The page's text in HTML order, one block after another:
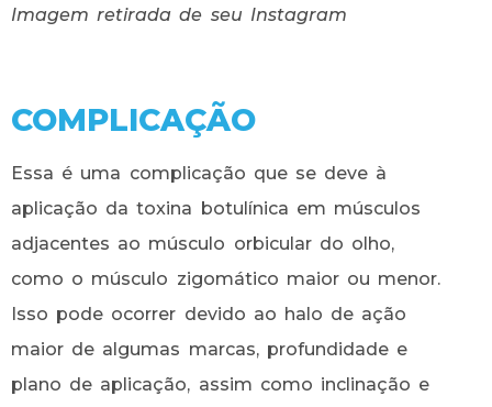
Imagem retirada de seu Instagram
COMPLICAÇÃO
Essa é uma complicação que se deve à
aplicação da toxina botulínica em músculos
adjacentes ao músculo orbicular do olho,
como o músculo zigomático maior ou menor.
Isso pode ocorrer devido ao halo de ação
maior de algumas marcas, profundidade e
plano de aplicação, assim como inclinação e